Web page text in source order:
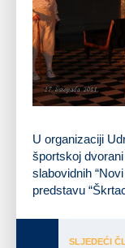
U organizaciji
športskoj
slabovidnih
predstavu
SLJEDEĆI